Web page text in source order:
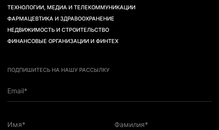
ТЕХНОЛОГИИ, МЕДИА И ТЕЛЕКОММУНИКАЦИИ
ФАРМАЦЕВТИКА И ЗДРАВООХРАНЕНИЕ
НЕДВИЖИМОСТЬ И СТРОИТЕЛЬСТВО
ФИНАНСОВЫЕ ОРГАНИЗАЦИИ И ФИНТЕХ
ПОДПИШИТЕСЬ НА НАШУ РАССЫЛКУ
Email*
Имя* Фамилия*